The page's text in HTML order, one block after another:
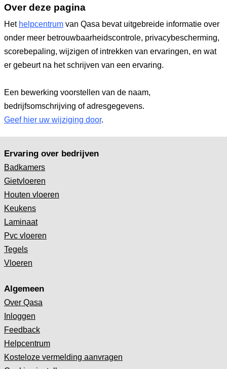
Over deze pagina
Het helpcentrum van Qasa bevat uitgebreide informatie over
onder meer betrouwbaarheidscontrole, privacybescherming,
scorebepaling, wijzigen of intrekken van ervaringen, en wat
er gebeurt na het schrijven van een ervaring.
Een bewerking voorstellen van de naam,
bedrijfsomschrijving of adresgegevens.
Geef hier uw wijziging door.
Ervaring over bedrijven
Badkamers
Gietvloeren
Houten vloeren
Keukens
Laminaat
Pvc vloeren
Tegels
Vloeren
Algemeen
Over Qasa
Inloggen
Feedback
Helpcentrum
Kosteloze vermelding aanvragen